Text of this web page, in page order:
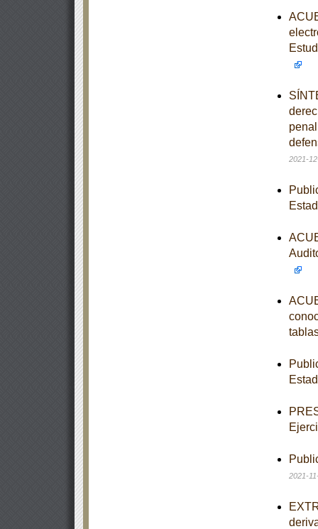
2021-
2021-